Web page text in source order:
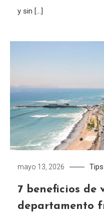
y sin […]
mayo 13, 2026 Tips
7 beneficios de
departamento